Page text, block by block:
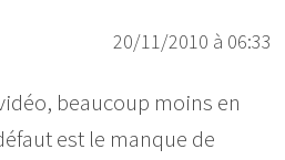
20/11/2010 à 06:33
beaucoup moins en
est le manque de